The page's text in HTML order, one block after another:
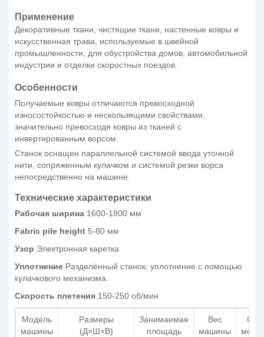
Применение
Декоративные ткани, чистящие ткани, настенные ковры и
искусственная трава, используемые в швейной
промышленности, для обустройства домов, автомобильной
индустрии и отделки скоростных поездов.
Особенности
Получаемые ковры отличаются превосходной
износостойкостью и нескользящими свойствами,
значительно превосходя ковры из тканей с
инвертированным ворсом.
Станок оснащен параллельной системой ввода уточной
нити, сопряженным кулачком и системой резки ворса
непосредственно на машине.
Технические характеристики
Рабочая ширина 1600-1800 мм
Fabric pile height 5-80 мм
Узор Электронная каретка
Уплотнение Разделённый станок, уплотнение с помощью
кулачкового механизма.
Скорость плетения 150-250 об/мин
Модель
машины
Размеры
(Д×Ш×В)
Занимаемая
площадь
Вес
машины